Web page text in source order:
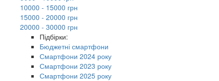
10000 - 15000 грн
15000 - 20000 грн
20000 - 30000 грн
Підбірки:
Бюджетні смартфони
Смартфони 2024 року
Смартфони 2023 року
Смартфони 2025 року